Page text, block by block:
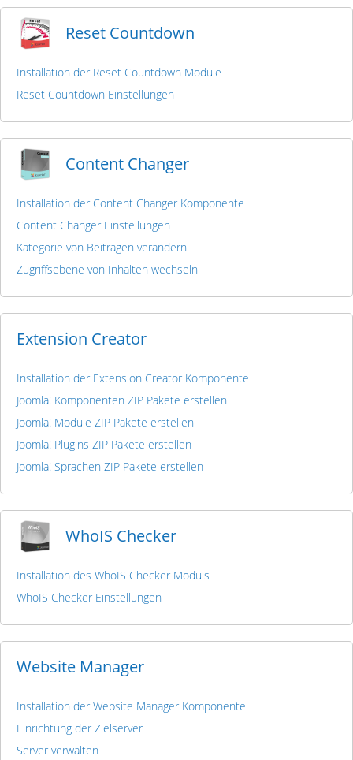
Reset Countdown
Installation der Reset Countdown Module
Reset Countdown Einstellungen
Content Changer
Installation der Content Changer Komponente
Content Changer Einstellungen
Kategorie von Beiträgen verändern
Zugriffsebene von Inhalten wechseln
Extension Creator
Installation der Extension Creator Komponente
Joomla! Komponenten ZIP Pakete erstellen
Joomla! Module ZIP Pakete erstellen
Joomla! Plugins ZIP Pakete erstellen
Joomla! Sprachen ZIP Pakete erstellen
WhoIS Checker
Installation des WhoIS Checker Moduls
WhoIS Checker Einstellungen
Website Manager
Installation der Website Manager Komponente
Einrichtung der Zielserver
Server verwalten